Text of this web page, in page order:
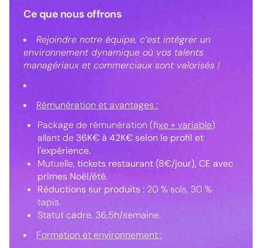
Ce que nous offrons
Rejoindre notre équipe, c’est intégrer un
environnement dynamique où vos talents
managériaux et commerciaux sont valorisés !
Rémunération et avantages :
Package de rémunération (fixe + variable)
allant de 36K€ à 42K€ selon le profil et
l'expérience.
Mutuelle, tickets restaurant (8€/jour), CE avec
primes Noël/été.
Réductions sur produits: 20 % sols, 30 %
tapis.
Statut cadre, 36,5h/semaine.
Formation et environnement :